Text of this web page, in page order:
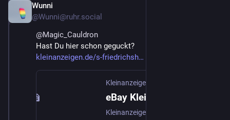
Wunni
@Wunni@ruhr.social
@Magic_Cauldron
Hast Du hier schon geguckt?
kleinanzeigen.de/s-friedrichsh
Kleinanzeigen